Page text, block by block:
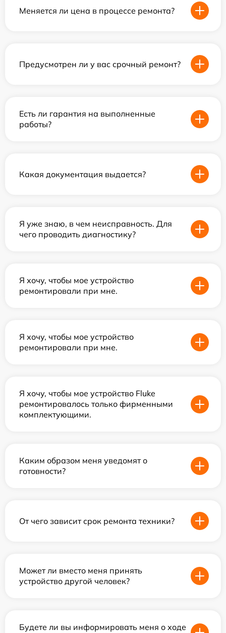
Меняется ли цена в процессе ремонта?
Предусмотрен ли у вас срочный ремонт?
Есть ли гарантия на выполненные
работы?
Какая документация выдается?
Я уже знаю, в чем неисправность. Для
чего проводить диагностику?
Я хочу, чтобы мое устройство
ремонтировали при мне.
Я хочу, чтобы мое устройство
ремонтировали при мне.
Я хочу, чтобы мое устройство Fluke
ремонтировалось только фирменными
комплектующими.
Каким образом меня уведомят о
готовности?
От чего зависит срок ремонта техники?
Может ли вместо меня принять
устройство другой человек?
Будете ли вы информировать меня о ходе